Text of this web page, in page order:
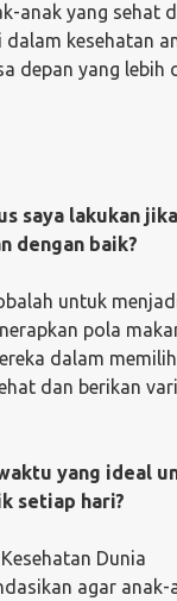
anak yang sehat
dalam kesehatan
depan yang lebih
saya lakukan
dengan baik?
untuk
pola
dalam
dan berikan
yang ideal
setiap hari?
Dunia
agar anak-